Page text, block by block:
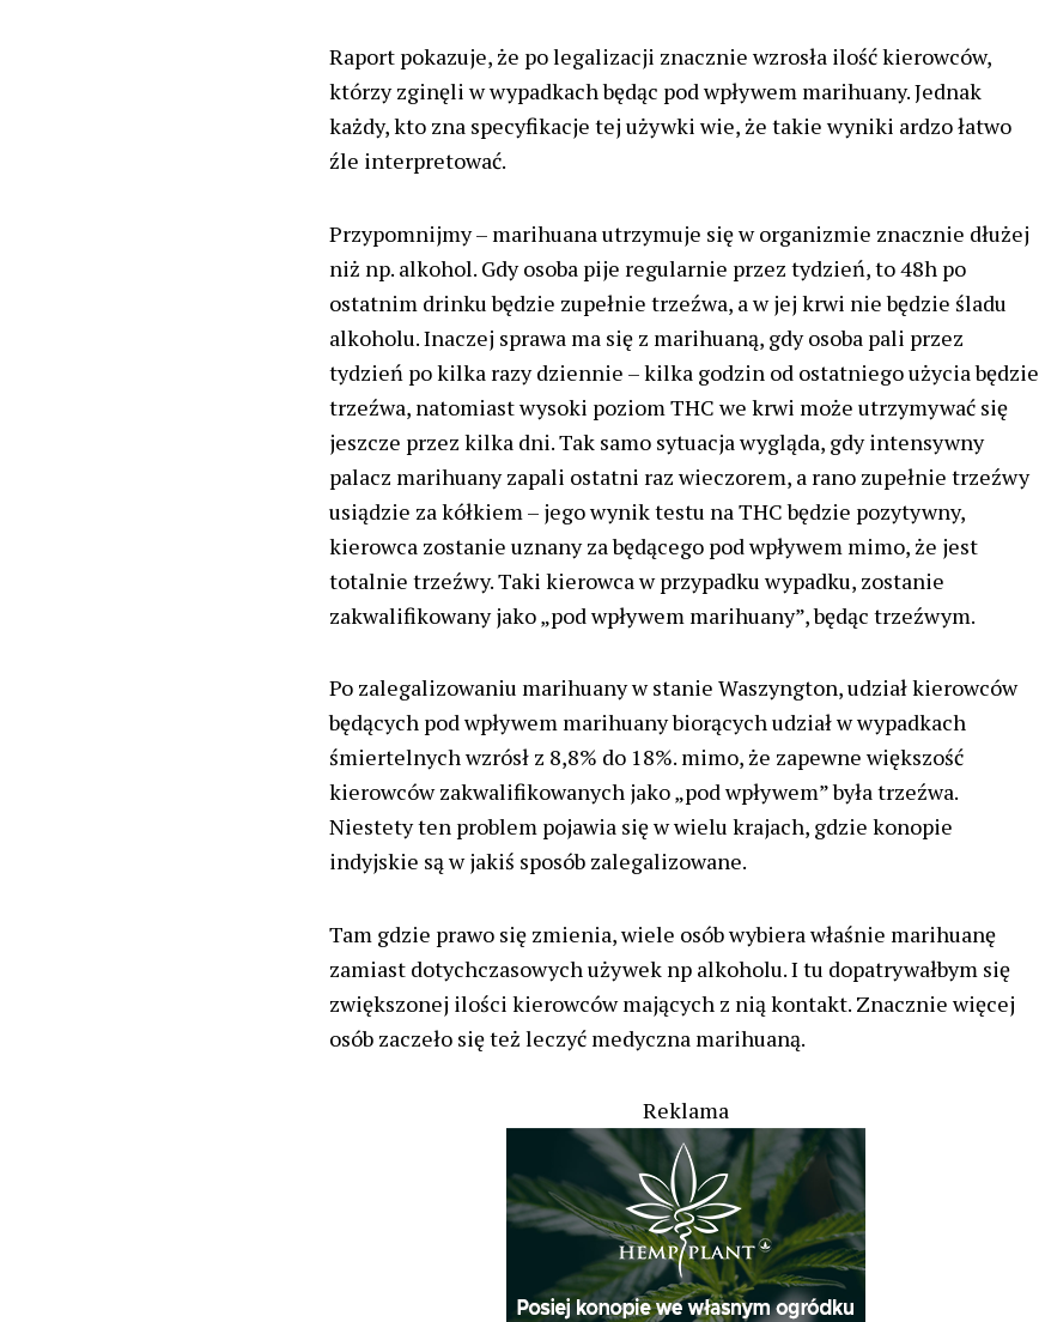
Raport pokazuje, że po legalizacji znacznie wzrosła ilość kierowców,
którzy zginęli w wypadkach będąc pod wpływem marihuany. Jednak
każdy, kto zna specyfikacje tej używki wie, że takie wyniki ardzo łatwo
źle interpretować.
Przypomnijmy – marihuana utrzymuje się w organizmie znacznie dłużej
niż np. alkohol. Gdy osoba pije regularnie przez tydzień, to 48h po
ostatnim drinku będzie zupełnie trzeźwa, a w jej krwi nie będzie śladu
alkoholu. Inaczej sprawa ma się z marihuaną, gdy osoba pali przez
tydzień po kilka razy dziennie – kilka godzin od ostatniego użycia będzie
trzeźwa, natomiast wysoki poziom THC we krwi może utrzymywać się
jeszcze przez kilka dni. Tak samo sytuacja wygląda, gdy intensywny
palacz marihuany zapali ostatni raz wieczorem, a rano zupełnie trzeźwy
usiądzie za kółkiem – jego wynik testu na THC będzie pozytywny,
kierowca zostanie uznany za będącego pod wpływem mimo, że jest
totalnie trzeźwy. Taki kierowca w przypadku wypadku, zostanie
zakwalifikowany jako „pod wpływem marihuany”, będąc trzeźwym.
Po zalegalizowaniu marihuany w stanie Waszyngton, udział kierowców
będących pod wpływem marihuany biorących udział w wypadkach
śmiertelnych wzrósł z 8,8% do 18%. mimo, że zapewne większość
kierowców zakwalifikowanych jako „pod wpływem” była trzeźwa.
Niestety ten problem pojawia się w wielu krajach, gdzie konopie
indyjskie są w jakiś sposób zalegalizowane.
Tam gdzie prawo się zmienia, wiele osób wybiera właśnie marihuanę
zamiast dotychczasowych używek np alkoholu. I tu dopatrywałbym się
zwiększonej ilości kierowców mających z nią kontakt. Znacznie więcej
osób zaczeło się też leczyć medyczna marihuaną.
Reklama